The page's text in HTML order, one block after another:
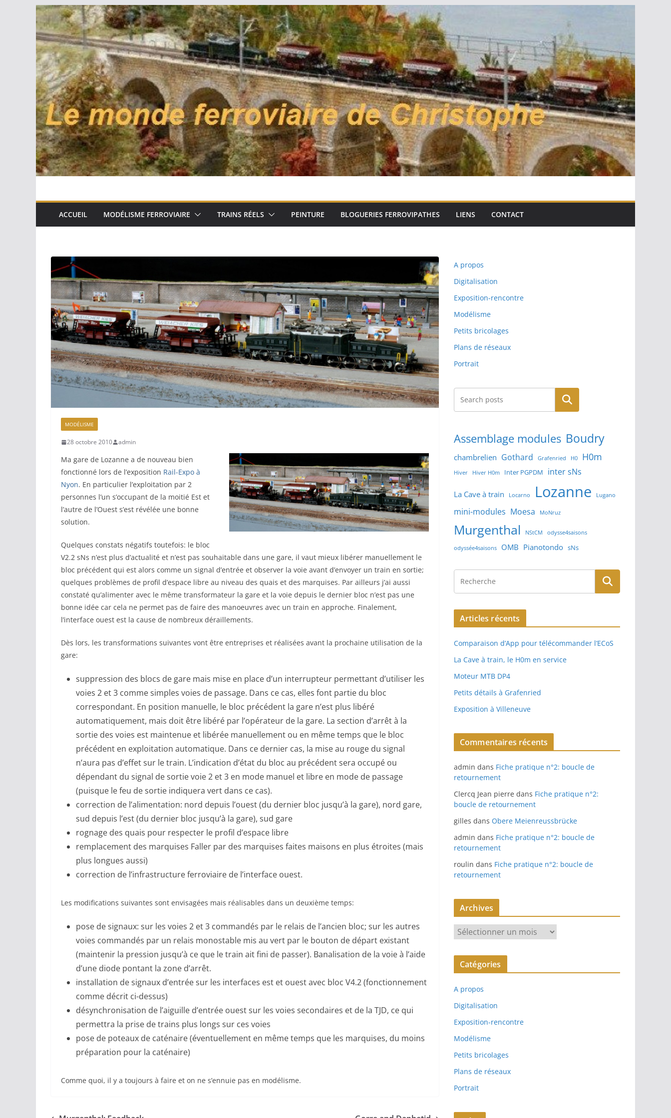
Passer
au
contenu
ACCUEIL MODÉLISME FERROVIAIRE TRAINS RÉELS PEINTURE BLOGUERIES FERROVIPATHES LIENS CONTACT
MODÉLISME
28 octobre 2010 admin
Ma gare de Lozanne a de nouveau bien
fonctionné lors de l’exposition Rail-Expo à
Nyon. En particulier l’exploitation par 2
personnes l’un s’occupant de la moitié Est et
l’autre de l’Ouest s’est révélée une bonne
solution.
Quelques constats négatifs toutefois: le bloc
V2.2 sNs n’est plus d’actualité et n’est pas souhaitable dans une gare, il vaut mieux libérer manuellement le
bloc précédent qui est alors comme un signal d’entrée et observer la voie avant d’envoyer un train en sortie;
quelques problèmes de profil d’espace libre au niveau des quais et des marquises. Par ailleurs j’ai aussi
constaté qu’alimenter avec le même transformateur la gare et la voie depuis le dernier bloc n’est pas une
bonne idée car cela ne permet pas de faire des manoeuvres avec un train en approche. Finalement,
l’interface ouest est la cause de nombreux déraillements.
Dès lors, les transformations suivantes vont être entreprises et réalisées avant la prochaine utilisation de la
gare:
suppression des blocs de gare mais mise en place d’un interrupteur permettant d’utiliser les
voies 2 et 3 comme simples voies de passage. Dans ce cas, elles font partie du bloc
correspondant. En position manuelle, le bloc précédent la gare n’est plus libéré
automatiquement, mais doit être libéré par l’opérateur de la gare. La section d’arrêt à la
sortie des voies est maintenue et libérée manuellement ou en même temps que le bloc
précédent en exploitation automatique. Dans ce dernier cas, la mise au rouge du signal
n’aura pas d’effet sur le train. L’indication d’état du bloc au précédent sera occupé ou
dépendant du signal de sortie voie 2 et 3 en mode manuel et libre en mode de passage
(puisque le feu de sortie indiquera vert dans ce cas).
correction de l’alimentation: nord depuis l’ouest (du dernier bloc jusqu’à la gare), nord gare,
sud depuis l’est (du dernier bloc jusqu’à la gare), sud gare
rognage des quais pour respecter le profil d’espace libre
remplacement des marquises Faller par des marquises faites maisons en plus étroites (mais
plus longues aussi)
correction de l’infrastructure ferroviaire de l’interface ouest.
Les modifications suivantes sont envisagées mais réalisables dans un deuxième temps:
pose de signaux: sur les voies 2 et 3 commandés par le relais de l’ancien bloc; sur les autres
voies commandés par un relais monostable mis au vert par le bouton de départ existant
(maintenir la pression jusqu’à ce que le train ait fini de passer). Banalisation de la voie à l’aide
d’une diode pontant la zone d’arrêt.
installation de signaux d’entrée sur les interfaces est et ouest avec bloc V4.2 (fonctionnement
comme décrit ci-dessus)
désynchronisation de l’aiguille d’entrée ouest sur les voies secondaires et de la TJD, ce qui
permettra la prise de trains plus longs sur ces voies
pose de poteaux de caténaire (éventuellement en même temps que les marquises, du moins
préparation pour la caténaire)
Comme quoi, il y a toujours à faire et on ne s’ennuie pas en modélisme.
A propos
Digitalisation
Exposition-rencontre
Modélisme
Petits bricolages
Plans de réseaux
Portrait
Rechercher
Assemblage modules Boudry
chambrelien Gothard Grafenried H0 H0m
Hiver Hiver H0m Inter PGPDM inter sNs
La Cave à train Locarno Lozanne Lugano
mini-modules Moesa MoNruz
Murgenthal NStCM odysse4saisons
odyssée4saisons OMB Pianotondo sNs
Articles récents
Comparaison d’App pour télécommander l’ECoS
La Cave à train, le H0m en service
Moteur MTB DP4
Petits détails à Grafenried
Exposition à Villeneuve
Commentaires récents
admin dans Fiche pratique n°2: boucle de
retournement
Clercq Jean pierre dans Fiche pratique n°2:
boucle de retournement
gilles dans Obere Meienreussbrücke
admin dans Fiche pratique n°2: boucle de
retournement
roulin dans Fiche pratique n°2: boucle de
retournement
Archives
r
c
v
e
s
Catégories
A propos
Digitalisation
Exposition-rencontre
Modélisme
Petits bricolages
Plans de réseaux
Portrait